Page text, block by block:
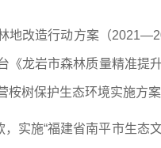
地改造行动方案（
《龙岩市森林质量精准
树保护生态环境实施方案
实施“福建省南平市生